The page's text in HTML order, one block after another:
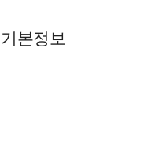
기본정보